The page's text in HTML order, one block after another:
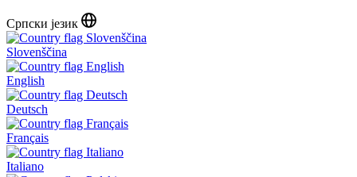
Српски језик
Slovenščina
English
Deutsch
Français
Italiano